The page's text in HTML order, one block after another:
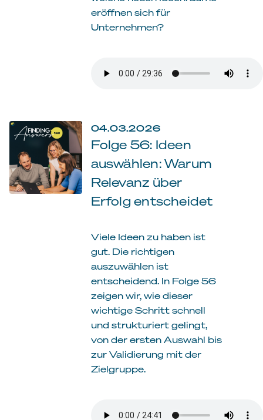
eröffnen sich für
Unternehmen?
04.03.2026
Folge 56: Ideen
auswählen: Warum
Relevanz über
Erfolg entscheidet
Viele Ideen zu haben ist
gut. Die richtigen
auszuwählen ist
entscheidend. In Folge 56
zeigen wir, wie dieser
wichtige Schritt schnell
und strukturiert gelingt,
von der ersten Auswahl bis
zur Validierung mit der
Zielgruppe.